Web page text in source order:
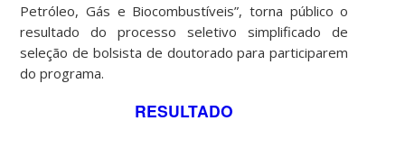
Petróleo, Gás e Biocombustíveis”, torna público o
resultado do processo seletivo simplificado de
seleção de bolsista de doutorado para participarem
do programa.
RESULTADO